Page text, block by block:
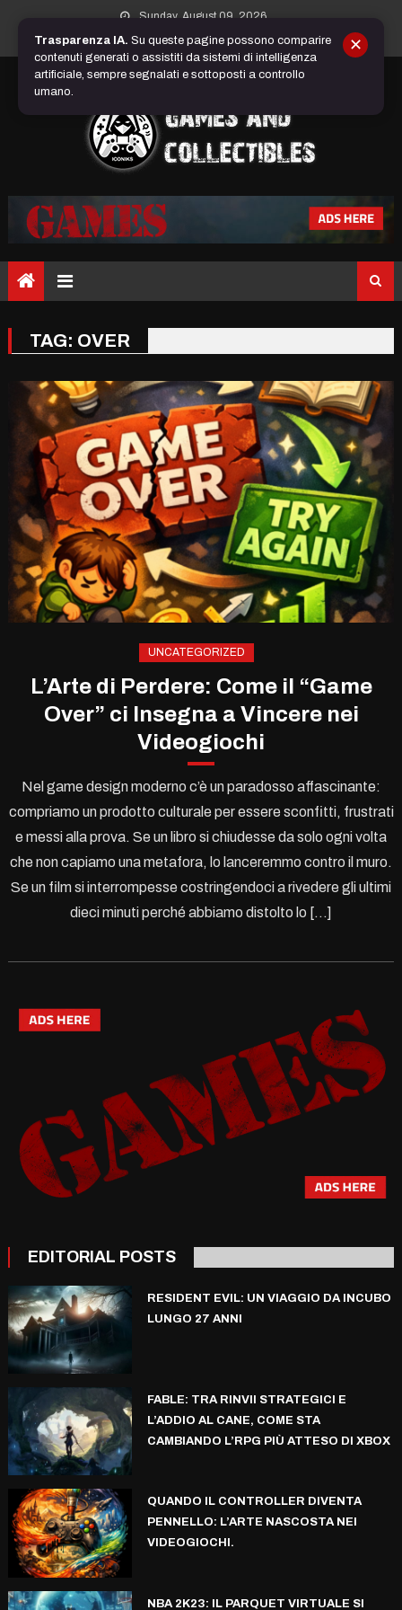
content
Sunday, August 09, 2026
TAG: OVER
UNCATEGORIZED
L’Arte di Perdere: Come il “Game
Over” ci Insegna a Vincere nei
Videogiochi
Nel game design moderno c’è un paradosso affascinante:
compriamo un prodotto culturale per essere sconfitti, frustrati
e messi alla prova. Se un libro si chiudesse da solo ogni volta
che non capiamo una metafora, lo lanceremmo contro il muro.
Se un film si interrompesse costringendoci a rivedere gli ultimi
dieci minuti perché abbiamo distolto lo […]
EDITORIAL POSTS
RESIDENT EVIL: UN VIAGGIO DA INCUBO
LUNGO 27 ANNI
FABLE: TRA RINVII STRATEGICI E
L’ADDIO AL CANE, COME STA
CAMBIANDO L’RPG PIÙ ATTESO DI XBOX
QUANDO IL CONTROLLER DIVENTA
PENNELLO: L’ARTE NASCOSTA NEI
VIDEOGIOCHI.
NBA 2K23: IL PARQUET VIRTUALE SI
Trasparenza IA. Su queste pagine possono comparire
contenuti generati o assistiti da sistemi di intelligenza
artificiale, sempre segnalati e sottoposti a controllo
umano.
✕